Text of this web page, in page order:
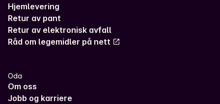
Hjemlevering
Retur av pant
Retur av elektronisk avfall
Råd om legemidler på nett
Oda
Om oss
Jobb og karriere